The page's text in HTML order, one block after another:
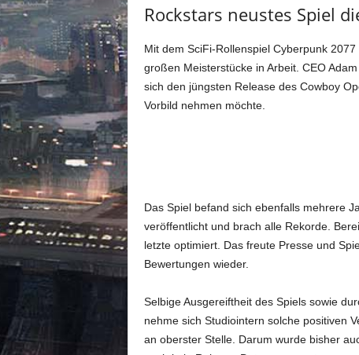
u
C
y
b
r
u
n
k
0
7
7
Rockstars neustes Spiel
Mit dem SciFi-Rollenspiel Cyberpunk
großen Meisterstücke in Arbeit. CEO
sich den jüngsten Release des Cowboy
Vorbild nehmen möchte.
Das Spiel befand sich ebenfalls mehrere
veröffentlicht und brach alle Rekorde.
letzte optimiert. Das freute Presse und
Bewertungen wieder.
Selbige Ausgereiftheit des Spiels sowie
nehme sich Studiointern solche positiven
an oberster Stelle. Darum wurde bisher